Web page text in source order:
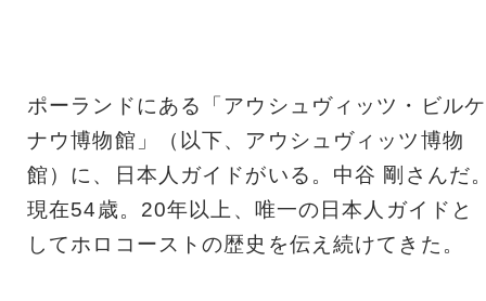
ポーランドにある「アウシュヴィッツ・ビルケ
ナウ博物館」（以下、アウシュヴィッツ博物
館）に、日本人ガイドがいる。中谷 剛さんだ
現在54歳。20年以上、唯一の日本人ガイドと
してホロコーストの歴史を伝え続けてきた。